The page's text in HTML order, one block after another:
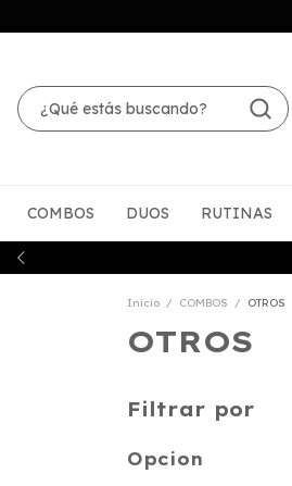
COMBOS DUOS RUTINAS
Inicio / COMBOS / OTROS
OTROS
Filtrar por
Opcion